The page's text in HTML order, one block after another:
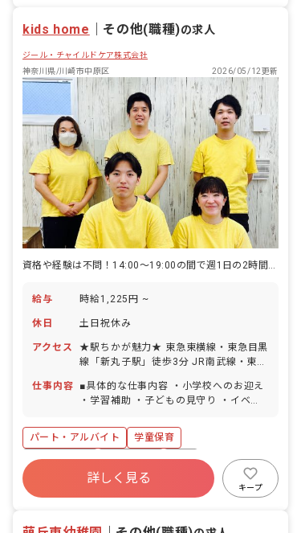
kids home その他(職種)の求人
ジール・チャイルドケア株式会社
神奈川県/川崎市中原区
2026/05/12更新
資格や経験は不問！14:00～19:00の間で週1日の2時間から勤務OK
給与 時給1,225円 ~
休日 土日祝休み
アクセス
★駅ちかが魅力★ 東急東横線・東急目黒
線「新丸子駅」徒歩3分 JR南武線・東急
にはショッピングモールがあり、仕事帰
りにショッピングも楽しめます！新丸子
買い物にも便利です。
仕事内容
■具体的な仕事内容 ・小学校へのお迎え
・学習補助 ・子どもの見守り ・イベン
に採用します！) ＜クラス定員＞ 80名／
職員15名 ■保育理念（保育への想い・大
切にしていることなど） たくましく生き
る「野生感」と”知”を育む「理性感」を
コンセプトに小学校6年間のいろいろな
とを体験させてあげたい。子ども達の
パート・アルバイト
学童保育
社会保険完備
土日祝休み
有給
福利厚生充実
残業少なめ
昇給昇進あり
詳しく見る
キープ